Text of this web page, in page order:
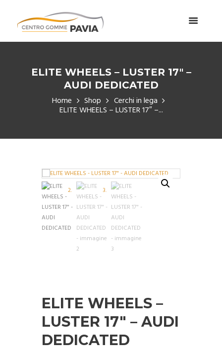
ELITE WHEELS – LUSTER 17″ –
AUDI DEDICATED
Home Shop Cerchi in lega
ELITE WHEELS – LUSTER 17″ –...
ELITE WHEELS –
LUSTER 17″ – AUDI
DEDICATED